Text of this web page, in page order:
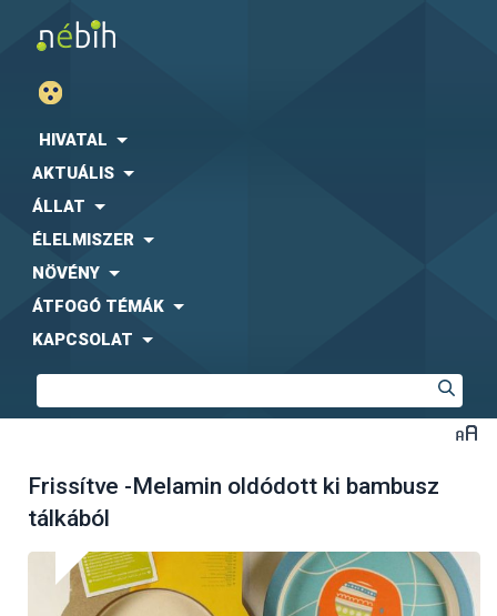
HIVATAL
AKTUÁLIS
ÁLLAT
ÉLELMISZER
NÖVÉNY
ÁTFOGÓ TÉMÁK
KAPCSOLAT
Frissítve -Melamin oldódott ki bambusz
tálkából